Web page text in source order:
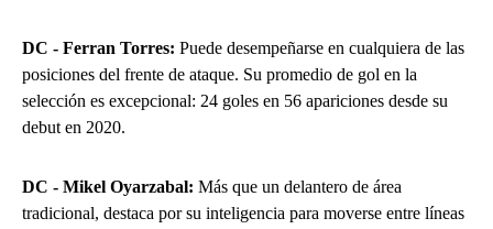
DC - Ferran Torres: Puede desempeñarse en cualquiera de las
posiciones del frente de ataque. Su promedio de gol en la
selección es excepcional: 24 goles en 56 apariciones desde su
debut en 2020.
DC - Mikel Oyarzabal: Más que un delantero de área
tradicional, destaca por su inteligencia para moverse entre líneas